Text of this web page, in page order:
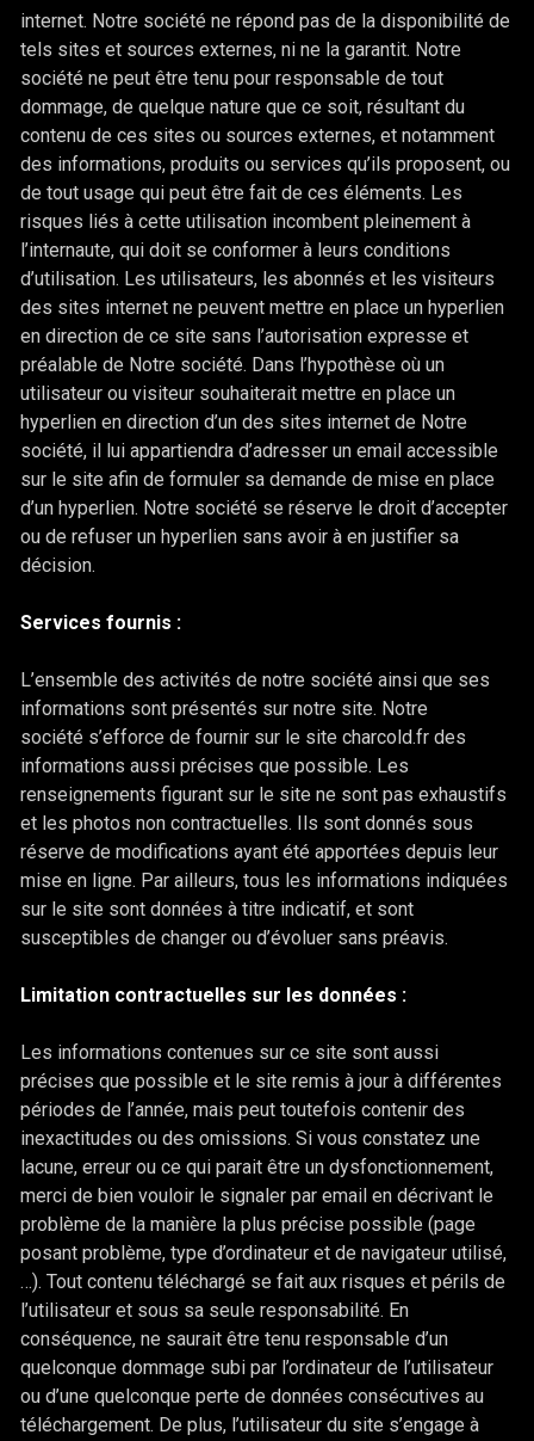
internet. Notre société ne répond pas de la disponibilité de
tels sites et sources externes, ni ne la garantit. Notre
société ne peut être tenu pour responsable de tout
dommage, de quelque nature que ce soit, résultant du
contenu de ces sites ou sources externes, et notamment
des informations, produits ou services qu’ils proposent, ou
de tout usage qui peut être fait de ces éléments. Les
risques liés à cette utilisation incombent pleinement à
l’internaute, qui doit se conformer à leurs conditions
d’utilisation. Les utilisateurs, les abonnés et les visiteurs
des sites internet ne peuvent mettre en place un hyperlien
en direction de ce site sans l’autorisation expresse et
préalable de Notre société. Dans l’hypothèse où un
utilisateur ou visiteur souhaiterait mettre en place un
hyperlien en direction d’un des sites internet de Notre
société, il lui appartiendra d’adresser un email accessible
sur le site afin de formuler sa demande de mise en place
d’un hyperlien. Notre société se réserve le droit d’accepter
ou de refuser un hyperlien sans avoir à en justifier sa
décision.
Services fournis :
L’ensemble des activités de notre société ainsi que ses
informations sont présentés sur notre site. Notre
société s’efforce de fournir sur le site charcold.fr des
informations aussi précises que possible. Les
renseignements figurant sur le site ne sont pas exhaustifs
et les photos non contractuelles. Ils sont donnés sous
réserve de modifications ayant été apportées depuis leur
mise en ligne. Par ailleurs, tous les informations indiquées
sur le site sont données à titre indicatif, et sont
susceptibles de changer ou d’évoluer sans préavis.
Limitation contractuelles sur les données :
Les informations contenues sur ce site sont aussi
précises que possible et le site remis à jour à différentes
périodes de l’année, mais peut toutefois contenir des
inexactitudes ou des omissions. Si vous constatez une
lacune, erreur ou ce qui parait être un dysfonctionnement,
merci de bien vouloir le signaler par email en décrivant le
problème de la manière la plus précise possible (page
posant problème, type d’ordinateur et de navigateur utilisé,
…). Tout contenu téléchargé se fait aux risques et périls de
l’utilisateur et sous sa seule responsabilité. En
conséquence, ne saurait être tenu responsable d’un
quelconque dommage subi par l’ordinateur de l’utilisateur
ou d’une quelconque perte de données consécutives au
téléchargement. De plus, l’utilisateur du site s’engage à